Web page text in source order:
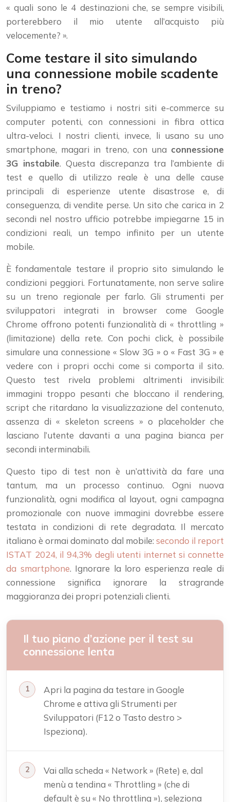
« quali sono le 4 destinazioni che, se sempre visibili,
porterebbero il mio utente all’acquisto più
velocemente? ».
Come testare il sito simulando
una connessione mobile scadente
in treno?
Sviluppiamo e testiamo i nostri siti e-commerce su
computer potenti, con connessioni in fibra ottica
ultra-veloci. I nostri clienti, invece, li usano su uno
smartphone, magari in treno, con una connessione
3G instabile. Questa discrepanza tra l’ambiente di
test e quello di utilizzo reale è una delle cause
principali di esperienze utente disastrose e, di
conseguenza, di vendite perse. Un sito che carica in 2
secondi nel nostro ufficio potrebbe impiegarne 15 in
condizioni reali, un tempo infinito per un utente
mobile.
È fondamentale testare il proprio sito simulando le
condizioni peggiori. Fortunatamente, non serve salire
su un treno regionale per farlo. Gli strumenti per
sviluppatori integrati in browser come Google
Chrome offrono potenti funzionalità di « throttling »
(limitazione) della rete. Con pochi click, è possibile
simulare una connessione « Slow 3G » o « Fast 3G » e
vedere con i propri occhi come si comporta il sito.
Questo test rivela problemi altrimenti invisibili:
immagini troppo pesanti che bloccano il rendering,
script che ritardano la visualizzazione del contenuto,
assenza di « skeleton screens » o placeholder che
lasciano l’utente davanti a una pagina bianca per
secondi interminabili.
Questo tipo di test non è un’attività da fare una
tantum, ma un processo continuo. Ogni nuova
funzionalità, ogni modifica al layout, ogni campagna
promozionale con nuove immagini dovrebbe essere
testata in condizioni di rete degradata. Il mercato
italiano è ormai dominato dal mobile: secondo il report
ISTAT 2024, il 94,3% degli utenti internet si connette
da smartphone. Ignorare la loro esperienza reale di
connessione significa ignorare la stragrande
maggioranza dei propri potenziali clienti.
Il tuo piano d’azione per il test su
connessione lenta
Apri la pagina da testare in Google
Chrome e attiva gli Strumenti per
Sviluppatori (F12 o Tasto destro >
Ispeziona).
Vai alla scheda « Network » (Rete) e, dal
menù a tendina « Throttling » (che di
default è su « No throttling »), seleziona